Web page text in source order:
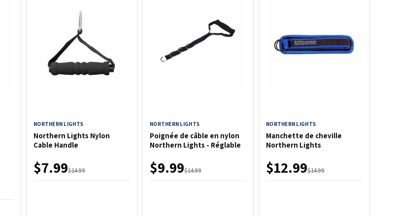
NORTHERN LIGHTS
Northern Lights Nylon
Cable Handle
$14.99
$7.99
NORTHERN LIGHTS
Poignée de câble en nylon
Northern Lights - Réglable
$14.99
$9.99
NORTHERN LIGHTS
Manchette de cheville
Northern Lights
$14.99
$12.99